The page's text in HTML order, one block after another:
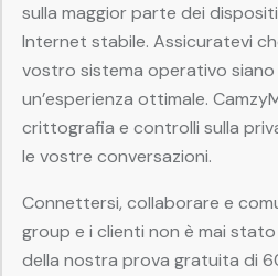
sulla maggior parte dei
Internet stabile. Assicuratevi
vostro sistema operativo
un’esperienza ottimale.
crittografia e controlli sulla
le vostre conversazioni.
Connettersi, collaborare e
group e i clienti non è mai
della nostra prova gratuita di